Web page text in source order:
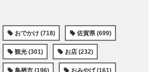
おでかけ (718) 佐賀県 (699)
観光 (301) お店 (232)
鳥栖市 (196) おみやげ (161)